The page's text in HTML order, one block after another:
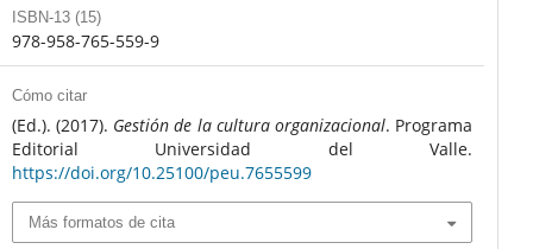
ISBN-13 (15)
978-958-765-559-9
Cómo citar
(Ed.). (2017). Gestión de la cultura organizacional. Programa
Editorial Universidad del Valle.
https://doi.org/10.25100/peu.7655599
Más formatos de cita